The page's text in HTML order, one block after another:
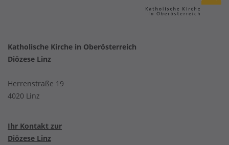
Katholische Kirche in Oberösterreich
Diözese Linz
Herrenstraße 19
4020 Linz
Ihr Kontakt zur
Diözese Linz